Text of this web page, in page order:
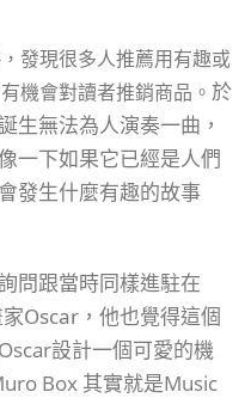
發現很多人推薦用有趣或
機會對讀者推銷商品。 於
生無法為人演奏一曲，
一下如果它已經是人們
發生什麼有趣的故事
問跟當時同樣進駐在
Oscar，他也覺得這個
設計一個可愛的機
Box 其實就是Music